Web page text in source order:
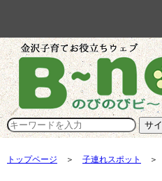
トップページ ＞ 子連れスポット ＞